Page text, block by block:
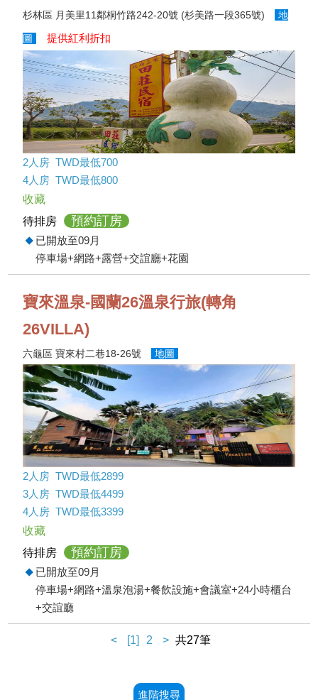
杉林區 月美里11鄰桐竹路242-20號 (杉美路一段365號) 地
圖 提供紅利折扣
2人房 TWD最低700
4人房 TWD最低800
收藏
待排房
預約訂房
已開放至09月
停車場+網路+露營+交誼廳+花園
寶來溫泉-國蘭26溫泉行旅(轉角
26VILLA)
六龜區 寶來村二巷18-26號 地圖
2人房 TWD最低2899
3人房 TWD最低4499
4人房 TWD最低3399
收藏
待排房
預約訂房
已開放至09月
停車場+網路+溫泉泡湯+餐飲設施+會議室+24小時櫃台
+交誼廳
< [1] 2 > 共27筆
進階搜尋